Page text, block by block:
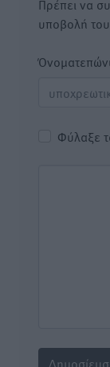
Πρέπει να
υποβολή
Φύλαξε